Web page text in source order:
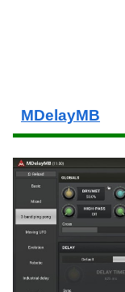
MDelayMB